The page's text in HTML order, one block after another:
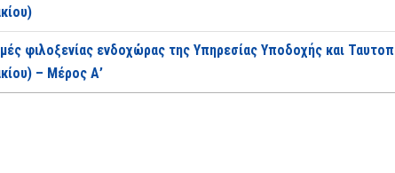
φιλοξενίας ενδοχώρας της Υπηρεσίας Υποδοχής και
– Μέρος Α’